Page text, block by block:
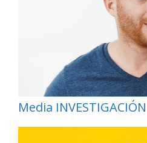
Media INVESTIGACIÓN